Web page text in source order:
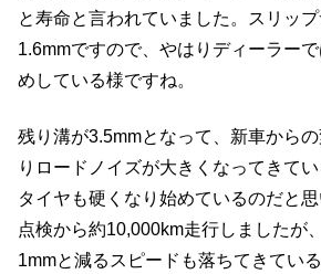
と寿命と言われていました。スリッ
1.6mmですので、やはりディーラー
めしている様ですね。
残り溝が3.5mmとなって、新車から
りロードノイズが大きくなってきてい
タイヤも硬くなり始めているのだと
点検から約10,000km走行しましたが
1mmと減るスピードも落ちてきてい